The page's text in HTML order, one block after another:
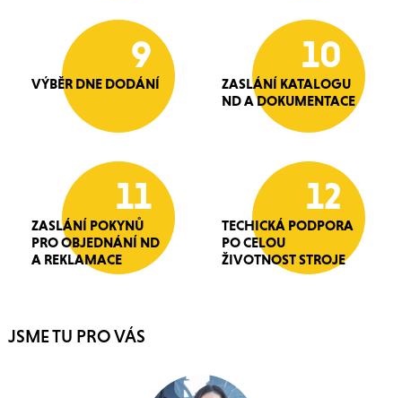
9
VÝBĚR DNE DODÁNÍ
10
ZASLÁNÍ KATALOGU
ND A DOKUMENTACE
11
ZASLÁNÍ POKYNŮ
PRO OBJEDNÁNÍ ND
A REKLAMACE
12
TECHICKÁ PODPORA
PO CELOU
ŽIVOTNOST STROJE
JSME TU PRO VÁS